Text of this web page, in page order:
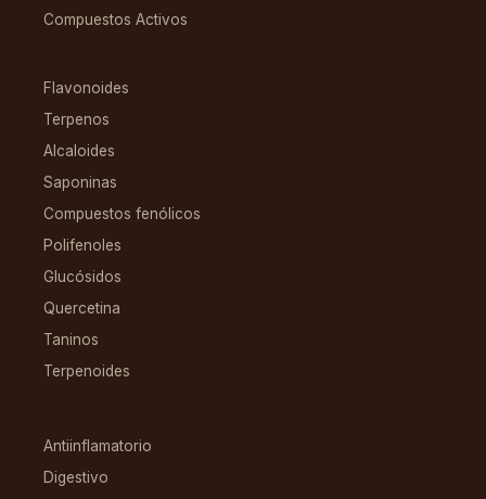
Compuestos Activos
Flavonoides
Terpenos
Alcaloides
Saponinas
Compuestos fenólicos
Polifenoles
Glucósidos
Quercetina
Taninos
Terpenoides
Antiinflamatorio
Digestivo